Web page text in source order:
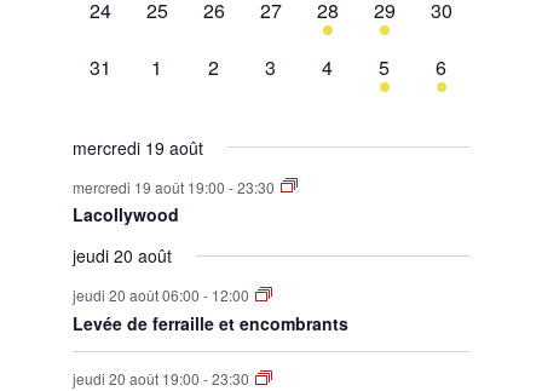
0
24
0
25
0
26
0
évènement,
27
1
évènement,
28
1
évènement,
29
0
30
0
31
0
1
0
2
0
3
0
évènement,
4
1
évènement,
5
1
évènement,
6
mercredi 19 août
mercredi 19 août 19:00 -23:30
Lacollywood
jeudi 20 août
jeudi 20 août 06:00 - 12:00
Levée de ferraille et encombrants
jeudi 20 août 19:00 -23:30